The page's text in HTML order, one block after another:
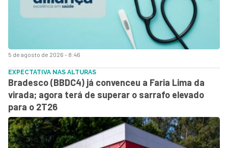
5 de agosto de 2026 - 8:46
EXPECTATIVA NAS ALTURAS
Bradesco (BBDC4) já convenceu a Faria Lima da
virada; agora terá de superar o sarrafo elevado
para o 2T26